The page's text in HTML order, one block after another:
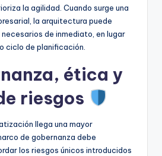
la agilidad. Cuando surge una
la arquitectura puede
de inmediato, en lugar
ciclo de planificación.
ética y
riesgos
llega una mayor
de gobernanza debe
los riesgos únicos introducidos